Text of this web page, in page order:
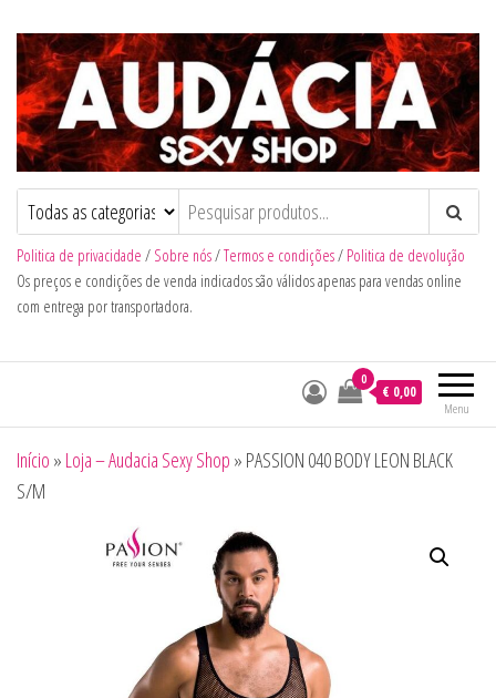
Audacia Sexy Shop
Politica de privacidade / Sobre nós/Termos e condições/ Politica de devolução
Os preços e condições de venda indicados são válidos apenas para vendas online
com entrega por transportadora.
Menu
0
€ 0,00
Início » Loja – Audacia Sexy Shop » PASSION 040 BODY LEON BLACK
S/M